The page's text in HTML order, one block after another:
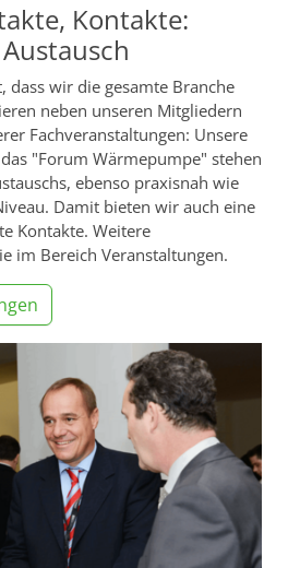
Kontakte:
dass wir die gesamte Branche
neben unseren Mitgliedern
Fachveranstaltungen: Unsere
"Forum Wärmepumpe" stehen
ebenso praxisnah wie
Damit bieten wir auch eine
Kontakte. Weitere
im Bereich Veranstaltungen.